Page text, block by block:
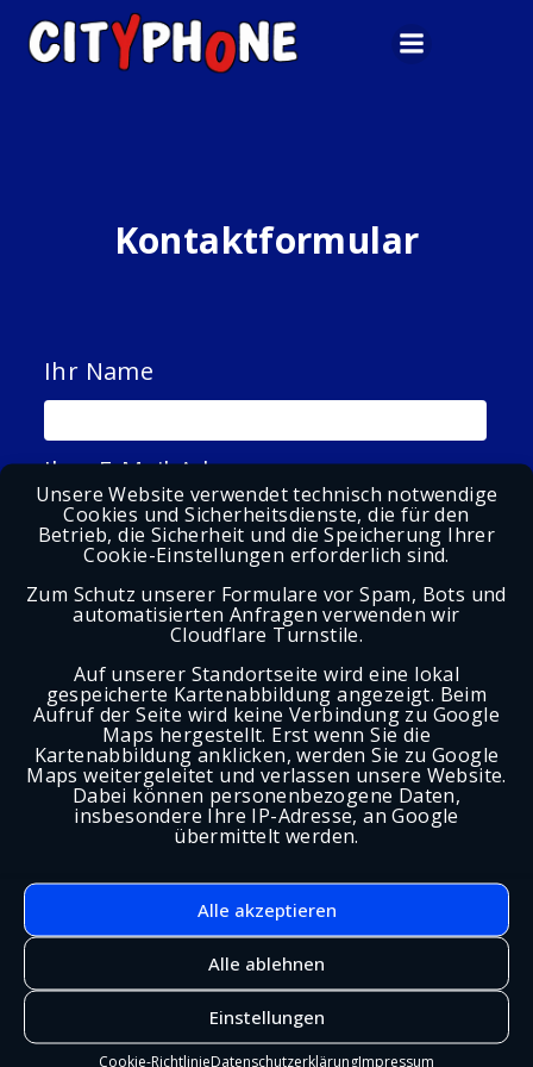
Unsere Website verwendet technisch notwendige
Cookies und Sicherheitsdienste, die für den
Betrieb, die Sicherheit und die Speicherung Ihrer
Cookie-Einstellungen erforderlich sind.
Zum Schutz unserer Formulare vor Spam, Bots und
automatisierten Anfragen verwenden wir
Cloudflare Turnstile.
Auf unserer Standortseite wird eine lokal
gespeicherte Kartenabbildung angezeigt. Beim
Aufruf der Seite wird keine Verbindung zu Google
Maps hergestellt. Erst wenn Sie die
Kartenabbildung anklicken, werden Sie zu Google
Maps weitergeleitet und verlassen unsere Website.
Dabei können personenbezogene Daten,
insbesondere Ihre IP-Adresse, an Google
übermittelt werden.
Alle akzeptieren
Alle ablehnen
Einstellungen
Cookie-RichtlinieDatenschutzerklärungImpressum
Inhalt
springen
Kontaktformular
Ihr Name
Ihre E-Mail-Adresse
Betreff
Ihre Nachricht
Senden Sie uns Ihre Anfrage über das
Kontaktformular. Wir bearbeiten Ihr Anliegen